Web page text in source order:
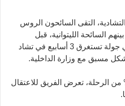
التقى السائحون الروس
السائحة الليتوانية، قبل
الانطلاق بعدها بثلاثة أيام، في جولة تستغرق 3 أسابيع في تشاد
مسبق مع وزارة الداخلية.
إنهاء ما يقرب من 80% من الرحلة، تعرض الفريق للاعتقال